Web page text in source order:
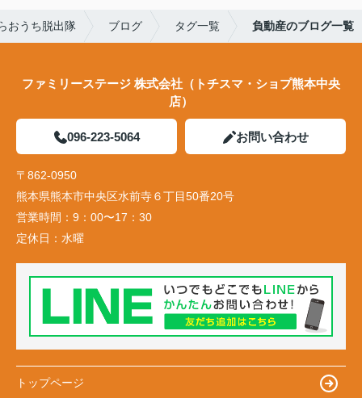
おうち脱出隊 ブログ タグ一覧 負動産のブログ一覧
ファミリーステージ 株式会社（トチスマ・ショプ熊本中央
店）
096-223-5064 お問い合わせ
〒862-0950
熊本県熊本市中央区水前寺６丁目50番20号
営業時間： 9：00〜17：30
定休日： 水曜
トップページ